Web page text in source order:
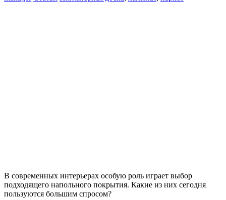
В современных интерьерах особую роль играет выбор
подходящего напольного покрытия. Какие из них сегодня
пользуются большим спросом?